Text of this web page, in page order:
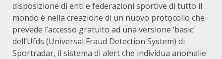
disposizione di enti e federazioni sportive di tutto il
mondo è nella creazione di un nuovo protocollo che
prevede l’accesso gratuito ad una versione ‘basic’
dell’Ufds (Universal Fraud Detection System) di
Sportradar, il sistema di alert che individua anomalie